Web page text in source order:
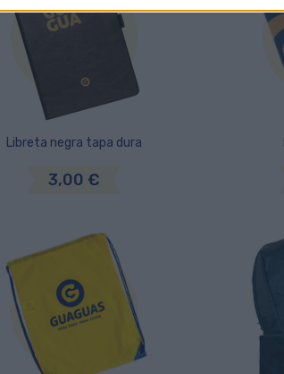
Libreta negra tapa dura
3,00 €